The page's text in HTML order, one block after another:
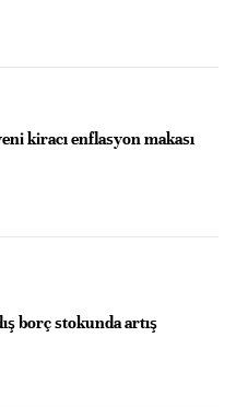
kiracı enflasyon makası
borç stokunda artış